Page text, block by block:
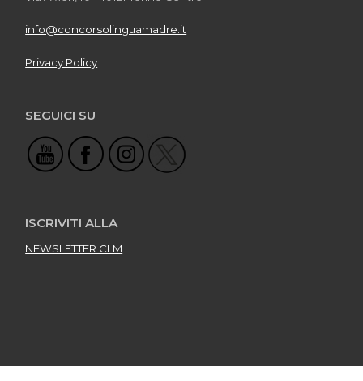
info@concorsolinguamadre.it
Privacy Policy
SEGUICI SU
ISCRIVITI ALLA
NEWSLETTER CLM